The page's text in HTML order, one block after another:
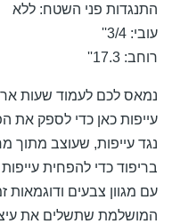
פני השטח:ללא
3/4''
17.3''
כאן כדי לספק את
עייפות, שעוצב מתוך
כדי להפחית עייפות
מגוון צבעים ודוגמאות
שתשלים את עיצוב